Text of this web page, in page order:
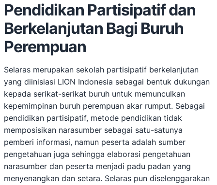
Pendidikan Partisipatif dan
Berkelanjutan Bagi Buruh
Perempuan
Selaras merupakan sekolah partisipatif berkelanjutan
yang diinisiasi LION Indonesia sebagai bentuk dukungan
kepada serikat-serikat buruh untuk memunculkan
kepemimpinan buruh perempuan akar rumput. Sebagai
pendidikan partisipatif, metode pendidikan tidak
memposisikan narasumber sebagai satu-satunya
pemberi informasi, namun peserta adalah sumber
pengetahuan juga sehingga elaborasi pengetahuan
narasumber dan peserta menjadi padu padan yang
menyenangkan dan setara. Selaras pun diselenggarakan